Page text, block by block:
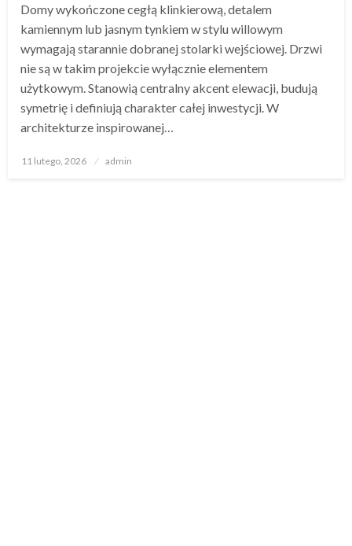
Domy wykończone cegłą klinkierową, detalem
kamiennym lub jasnym tynkiem w stylu willowym
wymagają starannie dobranej stolarki wejściowej. Drzwi
nie są w takim projekcie wyłącznie elementem
użytkowym. Stanowią centralny akcent elewacji, budują
symetrię i definiują charakter całej inwestycji. W
architekturze inspirowanej…
Opublikowane
11 lutego, 2026 admin